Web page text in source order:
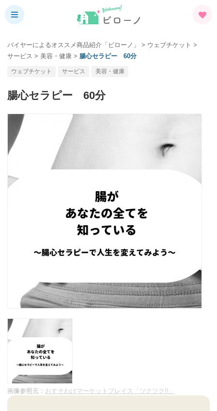
バイヤーによるオススメ商品紹介「ビローノ」 > ウェブチケット >
サービス > 美容・健康 > 腸心セラピー 60分
ウェブチケット サービス 美容・健康
腸心セラピー 60分
画像参照元： おすそわけマーケットプレイス「ツクツク!!」